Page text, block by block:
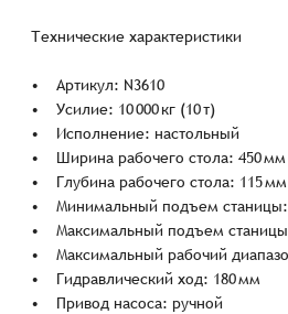
Технические характеристики
• Артикул: N3610
• Усилие: 10 000 кг (10 т)
• Исполнение: настольный
• Ширина рабочего стола: 450 мм
• Глубина рабочего стола: 115 мм
• Минимальный подъем станицы:
• Максимальный подъем
• Максимальный рабочий
• Гидравлический ход: 180 мм
• Привод насоса: ручной